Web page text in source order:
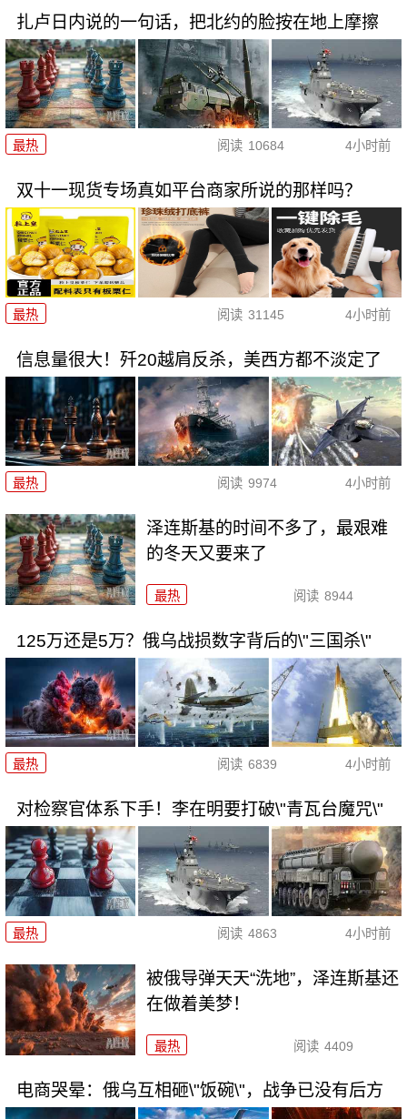
扎卢日内说的一句话，把北约的脸按在地上摩擦
最热 阅读 10684 4小时前
双十一现货专场真如平台商家所说的那样吗？
最热 阅读 31145 4小时前
信息量很大！歼20越肩反杀，美西方都不淡定了
最热 阅读 9974 4小时前
泽连斯基的时间不多了，最艰难
的冬天又要来了
最热 阅读 8944
125万还是5万？俄乌战损数字背后的\"三国杀\"
最热 阅读 6839 4小时前
对检察官体系下手！李在明要打破\"青瓦台魔咒\"
最热 阅读 4863 4小时前
被俄导弹天天“洗地”，泽连斯基还
在做着美梦！
最热 阅读 4409
电商哭晕：俄乌互相砸\"饭碗\"，战争已没有后方